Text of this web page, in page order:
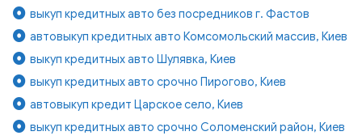
выкуп кредитных авто без посредников г. Фастов
автовыкуп кредитных авто Комсомольский массив, Киев
выкуп кредитных авто Шулявка, Киев
выкуп кредитных авто срочно Пирогово, Киев
автовыкуп кредит Царское село, Киев
выкуп кредитных авто срочно Соломенский район, Киев